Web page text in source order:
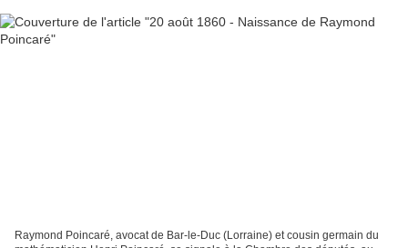
Raymond Poincaré, avocat de Bar-le-Duc (Lorraine) et cousin germain du